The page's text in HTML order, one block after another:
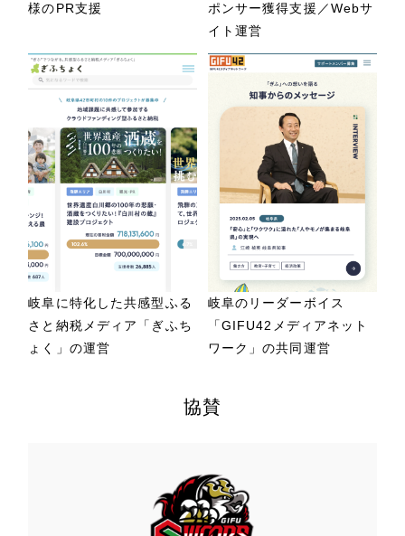
様のPR支援
ポンサー獲得支援／Webサ
イト運営
岐阜に特化した共感型ふる
さと納税メディア「ぎふち
ょく」の運営
岐阜のリーダーボイス
「GIFU42メディアネット
ワーク」の共同運営
協賛